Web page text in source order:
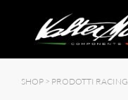
SHOP > PRODOTTI RACING